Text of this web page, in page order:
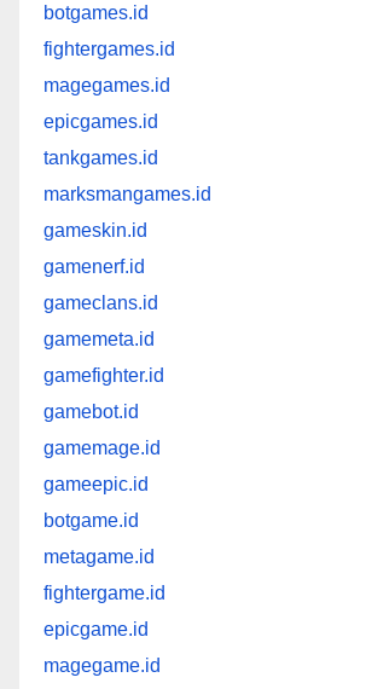
botgames.id
fightergames.id
magegames.id
epicgames.id
tankgames.id
marksmangames.id
gameskin.id
gamenerf.id
gameclans.id
gamemeta.id
gamefighter.id
gamebot.id
gamemage.id
gameepic.id
botgame.id
metagame.id
fightergame.id
epicgame.id
magegame.id